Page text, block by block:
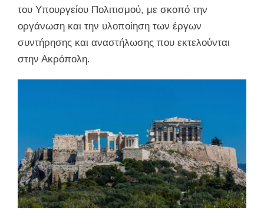
του Υπουργείου Πολιτισμού, με σκοπό την
οργάνωση και την υλοποίηση των έργων
συντήρησης και αναστήλωσης που εκτελούνται
στην Ακρόπολη.